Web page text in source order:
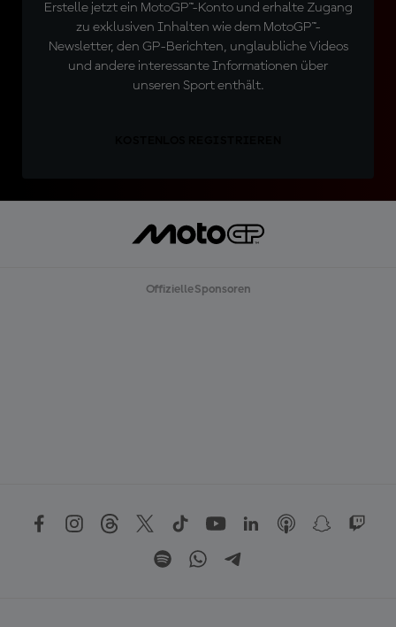
Erstelle jetzt ein MotoGP™-Konto und erhalte Zugang
zu exklusiven Inhalten wie dem MotoGP™-
Newsletter, den GP-Berichten, unglaubliche Videos
und andere interessante Informationen über
unseren Sport enthält.
Offizielle Sponsoren